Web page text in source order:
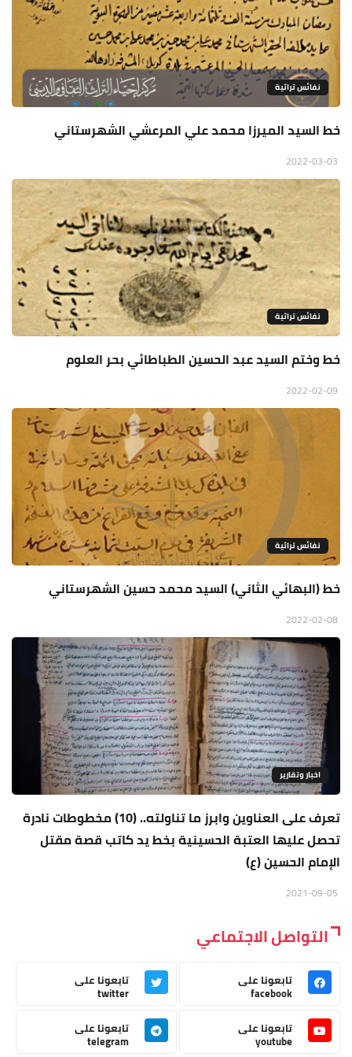
نفائس تراثية
خط السيد الميرزا محمد علي المرعشي الشهرستاني
نفائس تراثية
خط وختم السيد عبد الحسين الطباطائي بحر العلوم
نفائس تراثية
خط (البهائي الثاني) السيد محمد حسين الشهرستاني
اخبار وتقارير
تعرف على العناوين وابرز ما تناولته.. (10) مخطوطات نادرة
تحصل عليها العتبة الحسينية بخط يد كاتب قصة مقتل
الإمام الحسين (ع)
التواصل الاجتماعي
تابعونا على
facebook
تابعونا على
twitter
تابعونا على
youtube
تابعونا على
telegram